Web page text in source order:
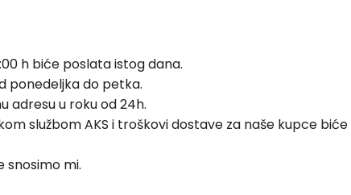
h biće poslata istog dana.
ponedeljka do petka.
adresu u roku od 24h.
službom AKS i troškovi dostave za naše kupce biće
snosimo mi.